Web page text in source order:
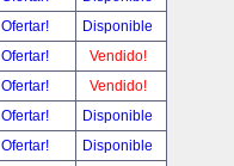
Ofertar!
Disponible
Ofertar!
Vendido!
Ofertar!
Vendido!
Ofertar!
Disponible
Ofertar!
Disponible